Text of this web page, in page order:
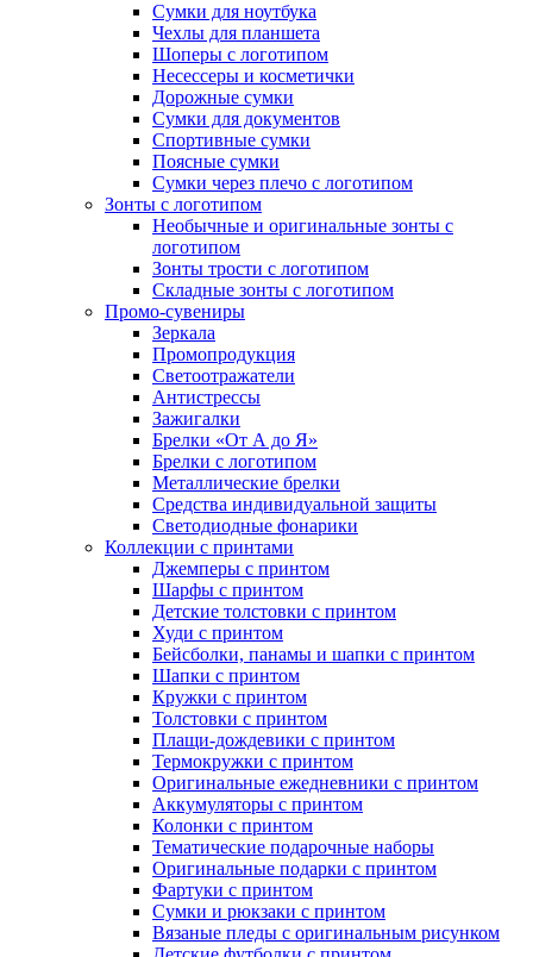
Сумки для ноутбука
Чехлы для планшета
Шоперы с логотипом
Несессеры и косметички
Дорожные сумки
Сумки для документов
Спортивные сумки
Поясные сумки
Сумки через плечо с логотипом
Зонты с логотипом
Необычные и оригинальные зонты с
логотипом
Зонты трости с логотипом
Складные зонты с логотипом
Промо-сувениры
Зеркала
Промопродукция
Светоотражатели
Антистрессы
Зажигалки
Брелки «От А до Я»
Брелки с логотипом
Металлические брелки
Средства индивидуальной защиты
Светодиодные фонарики
Коллекции с принтами
Джемперы с принтом
Шарфы с принтом
Детские толстовки с принтом
Худи с принтом
Бейсболки, панамы и шапки с принтом
Шапки с принтом
Кружки с принтом
Толстовки с принтом
Плащи-дождевики с принтом
Термокружки с принтом
Оригинальные ежедневники с принтом
Аккумуляторы с принтом
Колонки с принтом
Тематические подарочные наборы
Оригинальные подарки с принтом
Фартуки с принтом
Сумки и рюкзаки с принтом
Вязаные пледы с оригинальным рисунком